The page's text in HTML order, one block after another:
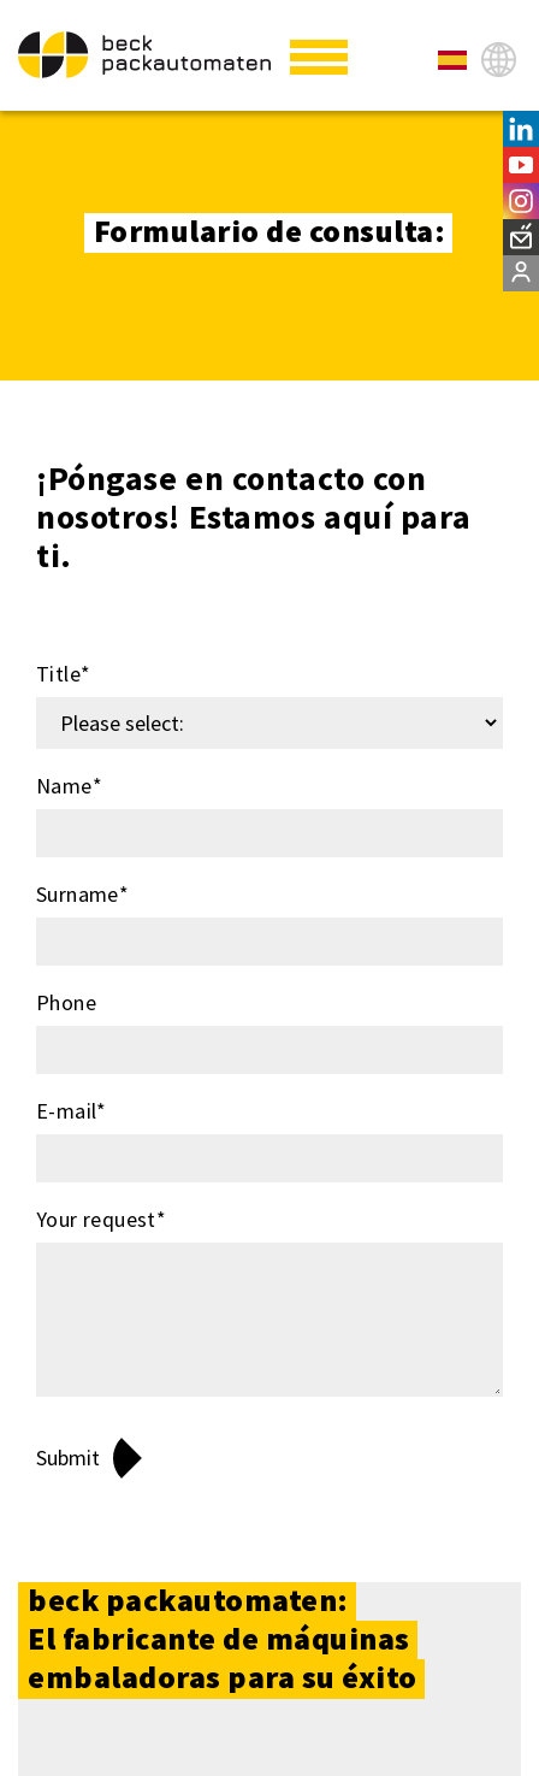
Formulario de consulta:
¡Póngase en contacto con
nosotros! Estamos aquí para
ti.
Title*
Name*
Surname*
Phone
E-mail*
Your request*
beck packautomaten:
El fabricante de máquinas
embaladoras para su éxito